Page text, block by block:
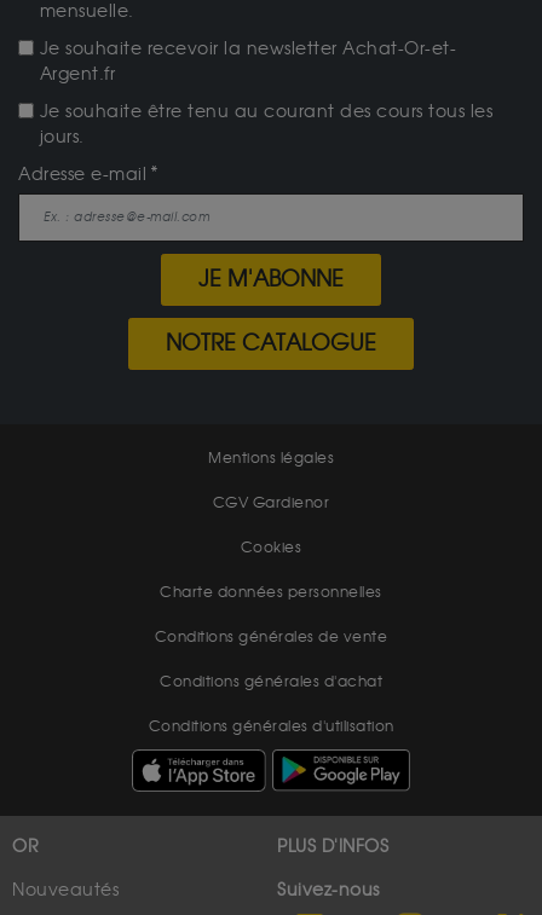
mensuelle.
Je souhaite recevoir la newsletter Achat-Or-et-
Argent.fr
Je souhaite être tenu au courant des cours tous les
jours.
Adresse e-mail
JE M'ABONNE
NOTRE CATALOGUE
Mentions légales
CGV Gardienor
Cookies
Charte données personnelles
Conditions générales de vente
Conditions générales d'achat
Conditions générales d'utilisation
OR
Nouveautés
PLUS D'INFOS
Suivez-nous